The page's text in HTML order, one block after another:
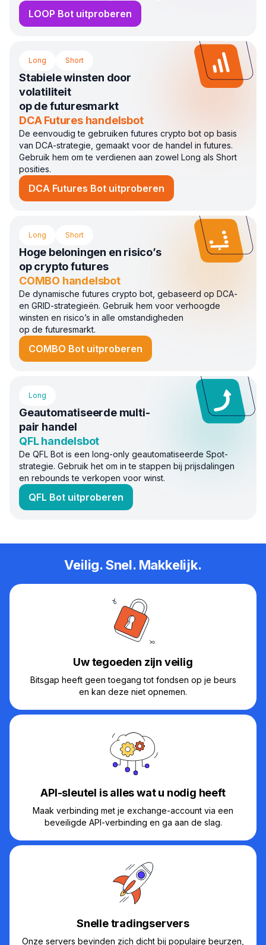
LOOP Bot uitproberen
Long Short
Stabiele winsten door
volatiliteit
op de futuresmarkt
DCA Futures handelsbot
De eenvoudig te gebruiken futures crypto bot op basis
van DCA-strategie, gemaakt voor de handel in futures.
Gebruik hem om te verdienen aan zowel Long als Short
posities.
DCA Futures Bot uitproberen
Long Short
Hoge beloningen en risico’s
op crypto futures
COMBO handelsbot
De dynamische futures crypto bot, gebaseerd op DCA-
en GRID-strategieën. Gebruik hem voor verhoogde
winsten en risico’s in alle omstandigheden
op de futuresmarkt.
COMBO Bot uitproberen
Long
Geautomatiseerde multi-
pair handel
QFL handelsbot
De QFL Bot is een long-only geautomatiseerde Spot-
strategie. Gebruik het om in te stappen bij prijsdalingen
en rebounds te verkopen voor winst.
QFL Bot uitproberen
Veilig. Snel. Makkelijk.
Uw tegoeden zijn veilig
Bitsgap heeft geen toegang tot fondsen op je beurs
en kan deze niet opnemen.
API-sleutel is alles wat u nodig heeft
Maak verbinding met je exchange-account via een
beveiligde API-verbinding en ga aan de slag.
Snelle tradingservers
Onze servers bevinden zich dicht bij populaire beurzen,